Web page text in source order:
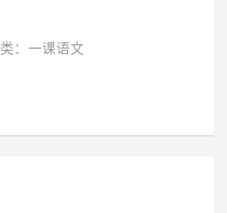
：一课语文